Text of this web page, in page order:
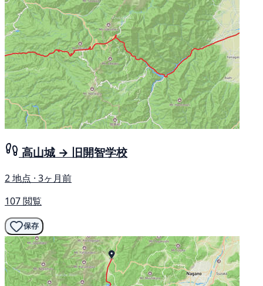
高山城 → 旧開智学校
2 地点 · 3ヶ月前
107 閲覧
保存